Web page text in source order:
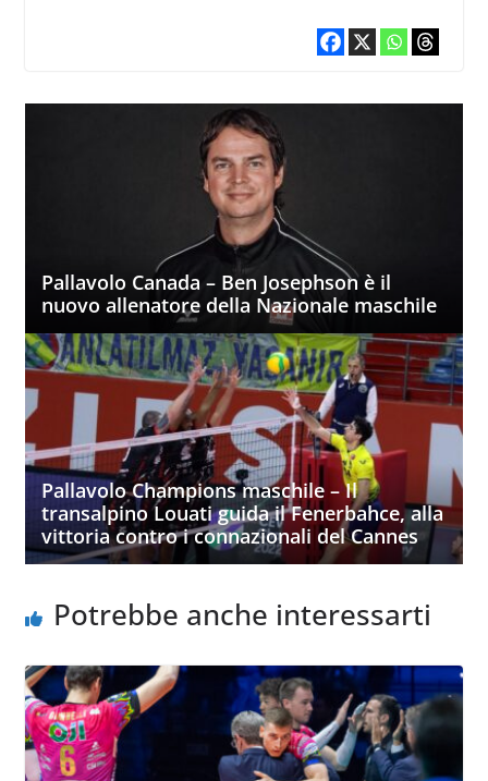
Pallavolo Canada – Ben Josephson è il
nuovo allenatore della Nazionale maschile
Pallavolo Champions maschile – Il
transalpino Louati guida il Fenerbahce, alla
vittoria contro i connazionali del Cannes
Potrebbe anche interessarti